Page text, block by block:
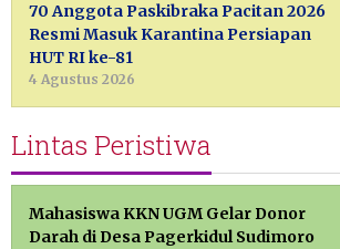
70 Anggota Paskibraka Pacitan 2026
Resmi Masuk Karantina Persiapan
HUT RI ke-81
4 Agustus 2026
Lintas Peristiwa
Mahasiswa KKN UGM Gelar Donor
Darah di Desa Pagerkidul Sudimoro